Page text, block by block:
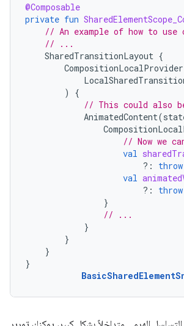
@Composable
private fun
// An example of how to
// ...
SharedTransitionLayout {
CompositionLocalProvider
)
{
// This could also
AnimatedContent(
// Now we
val
?:
throw
val
?:
throw
}
// ...
}
}
}
}